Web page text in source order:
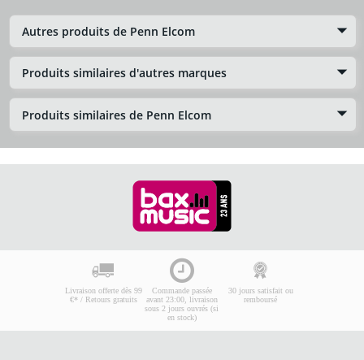
Autres produits de Penn Elcom
Produits similaires d'autres marques
Produits similaires de Penn Elcom
Livraison offerte dès 99
€* / Retours gratuits
Commande passée
avant 23:00, livraison
sous 2 jours ouvrés (si
en stock)
30 jours satisfait ou
remboursé